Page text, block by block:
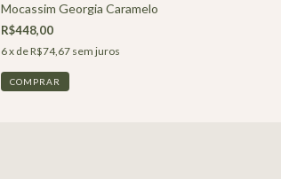
Mocassim Georgia Caramelo
R$448,00
6x deR$74,67 sem juros
COMPRAR